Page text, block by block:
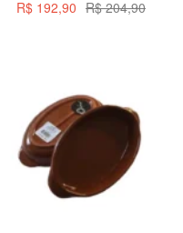
R$204,90
R$ 192,90